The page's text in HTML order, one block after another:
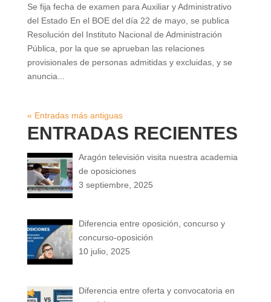
Se fija fecha de examen para Auxiliar y Administrativo
del Estado En el BOE del día 22 de mayo, se publica
Resolución del Instituto Nacional de Administración
Pública, por la que se aprueban las relaciones
provisionales de personas admitidas y excluidas, y se
anuncia...
« Entradas más antiguas
ENTRADAS RECIENTES
Aragón televisión visita nuestra academia
de oposiciones
3 septiembre, 2025
Diferencia entre oposición, concurso y
concurso-oposición
10 julio, 2025
Diferencia entre oferta y convocatoria en